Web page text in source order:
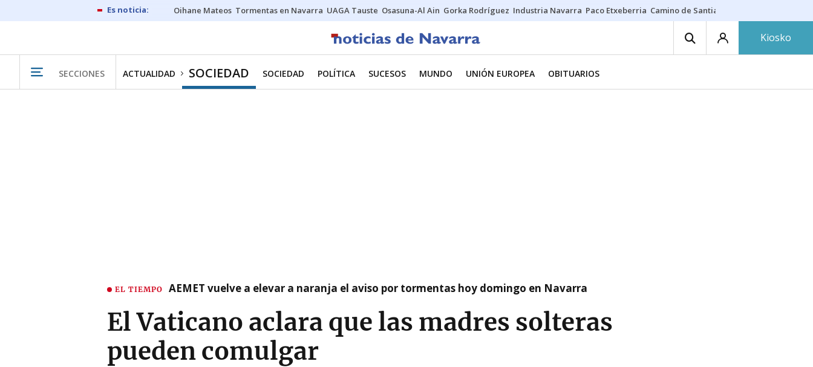
Oihane Mateos Tormentas en Navarra UAGA Tauste Osasuna-Al Ain Gorka Rodríguez Industria Navarra Paco Etxeberria Camino de Santiago
Kiosko
SECCIONES ACTUALIDAD SOCIEDAD SOCIEDAD POLÍTICA SUCESOS MUNDO UNIÓN EUROPEA OBITUARIOS
EL TIEMPO AEMET vuelve a elevar a naranja el aviso por tormentas hoy domingo en Navarra
El Vaticano aclara que las madres solteras
pueden comulgar